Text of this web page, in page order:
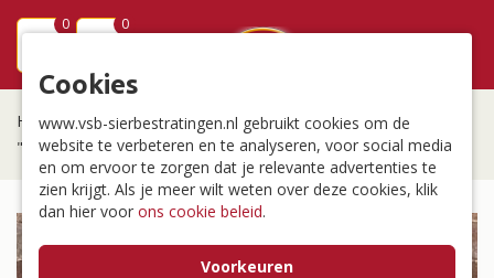
0
0
Home / Bestrating / Outlet partijen /
"Boston" Jong Gebruikte Gebakken Dikformaat
Cookies
www.vsb-sierbestratingen.nl gebruikt cookies om de
website te verbeteren en te analyseren, voor social media
en om ervoor te zorgen dat je relevante advertenties te
zien krijgt. Als je meer wilt weten over deze cookies, klik
dan hier voor ons cookie beleid.
Voorkeuren